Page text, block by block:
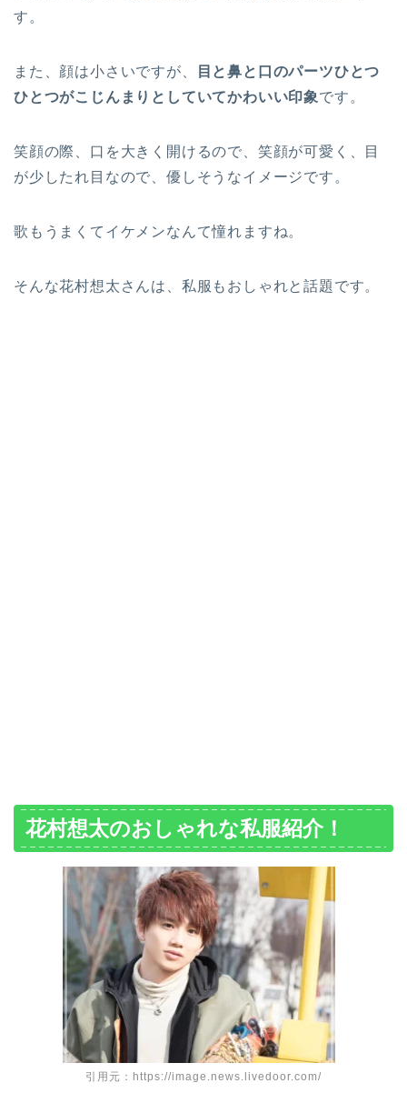
す。
また、顔は小さいですが、
目と鼻と口のパーツひとつ
ひとつがこじんまりとしていてかわいい印象です。
笑顔の際、口を大きく開けるので、笑顔が可愛く、目
が少したれ目なので、優しそうなイメージです。
歌もうまくてイケメンなんて憧れますね。
そんな花村想太さんは、私服もおしゃれと話題です。
花村想太のおしゃれな私服紹介！
引用元：https://image.news.livedoor.com/